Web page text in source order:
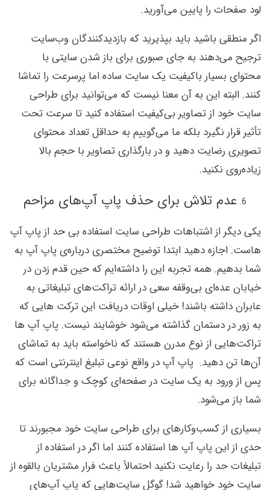
لود صفحات را پایین می‌آورید.
اگر منطقی باشید باید بپذیرید که بازدیدکنندگان وب‌سایت
ترجیح می‌دهند به جای صبوری برای باز شدن سایتی با
محتوای بسیار باکیفیت یک سایت ساده اما پرسرعت را تماشا
کنند. البته این به آن معنا نیست که می‌توانید برای طراحی
سایت خود از تصاویر بی‌کیفیت استفاده کنید تا سرعت تحت
تأثیر قرار نگیرد بلکه ما می‌گوییم به حداقل تعداد محتوای
تصویری رضایت دهید و در بارگذاری تصاویر با حجم بالا
زیاده‌روی نکنید.
عدم تلاش برای حذف پاپ آپ‌های مزاحم
یکی دیگر از اشتباهات طراحی سایت استفاده بی حد از پاپ آپ
هاست. اجازه دهید ابتدا توضیح مختصری درباره‌ی پاپ آپ به
شما بدهیم. همه تجربه این را داشته‌ایم که حین قدم زدن در
خیابان عده‌ای بی‌وقفه سعی در ارائه تراکت‌های تبلیغاتی به
عابران داشته باشند! خیلی اوقات دریافت این ترکت هایی که
به زور در دستمان گذاشته می‌شود خوشایند نیست. پاپ آپ ها
تراکت‌هایی از نوع مدرن هستند که ناخواسته باید به تماشای
آن‌ها تن دهید. پاپ آپ در واقع نوعی تبلیغ اینترنتی است که
پس از ورود به یک سایت در صفحه‌ای کوچک و جداگانه برای
شما باز می‌شود.
بسیاری از کسب‌وکارهای برای طراحی سایت خود مجبورند تا
حدی از این پاپ آپ ها استفاده کنند اما اگر در استفاده از
تبلیغات حد را رعایت نکنید احتمالاً باعث فرار مشتریان بالقوه از
سایت خود خواهید شد! گوگل سایت‌هایی که پاپ آپ‌های